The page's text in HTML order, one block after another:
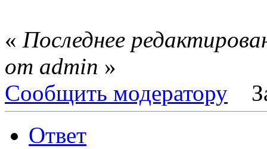
« Последнее
от admin »
Сообщить модератору
Ответ